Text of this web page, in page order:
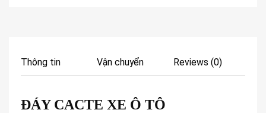
Thông tin Vận chuyển Reviews (0)
ĐÁY CACTE XE Ô TÔ